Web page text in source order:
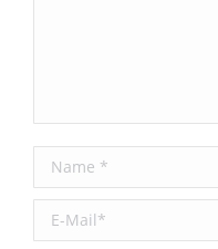
Name *
E-Mail *